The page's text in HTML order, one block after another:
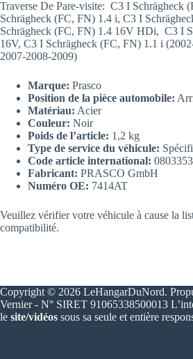
Traverse De Pare-visite: C3 I
Schrägheck (FC, FN) 1.4 i, C3 I
Schrägheck (FC, FN) 1.4 16V HDi, C3 I
16V, C3 I Schrägheck (FC, FN) 1.1 i
2007-2008-2009)
Marque: Prasco
Position de la pièce automobile:
Matériau: Acier
Couleur: Noir
Poids de l’article: 1,2 kg
Type de service du véhicule:
Code article international:
Fabricant: PRASCO GmbH
Numéro OE: 7414AT
Veuillez vérifier votre véhicule à cause la
compatibilité.
Copyright © 2026 LeHangarDuNord.
Vernier - N° SIRET 91065338500013
le site/vidéos sous sa seule et entière